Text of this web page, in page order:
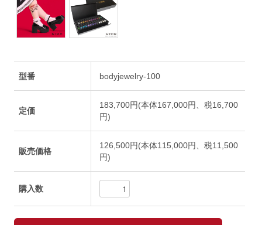
型番 bodyjewelry-100
定価
183,700円(本体167,000円、税16,700
円)
販売価格
126,500円(本体115,000円、税11,500
円)
購入数